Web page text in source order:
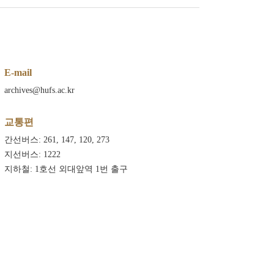
E-mail
archives@hufs.ac.kr
교통편
간선버스: 261, 147, 120, 273
지선버스: 1222
지하철: 1호선 외대앞역 1번 출구